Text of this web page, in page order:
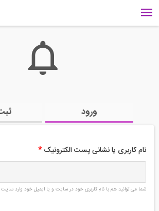
ورود
نام کاربری یا نشانی پست الکترونیک *
شما می توانید هم با نام کاربری خود در سایت و یا ایمیل خود وارد